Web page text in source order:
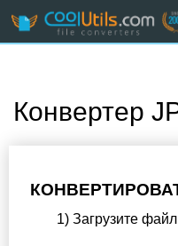
Конвертер
1) Загрузите